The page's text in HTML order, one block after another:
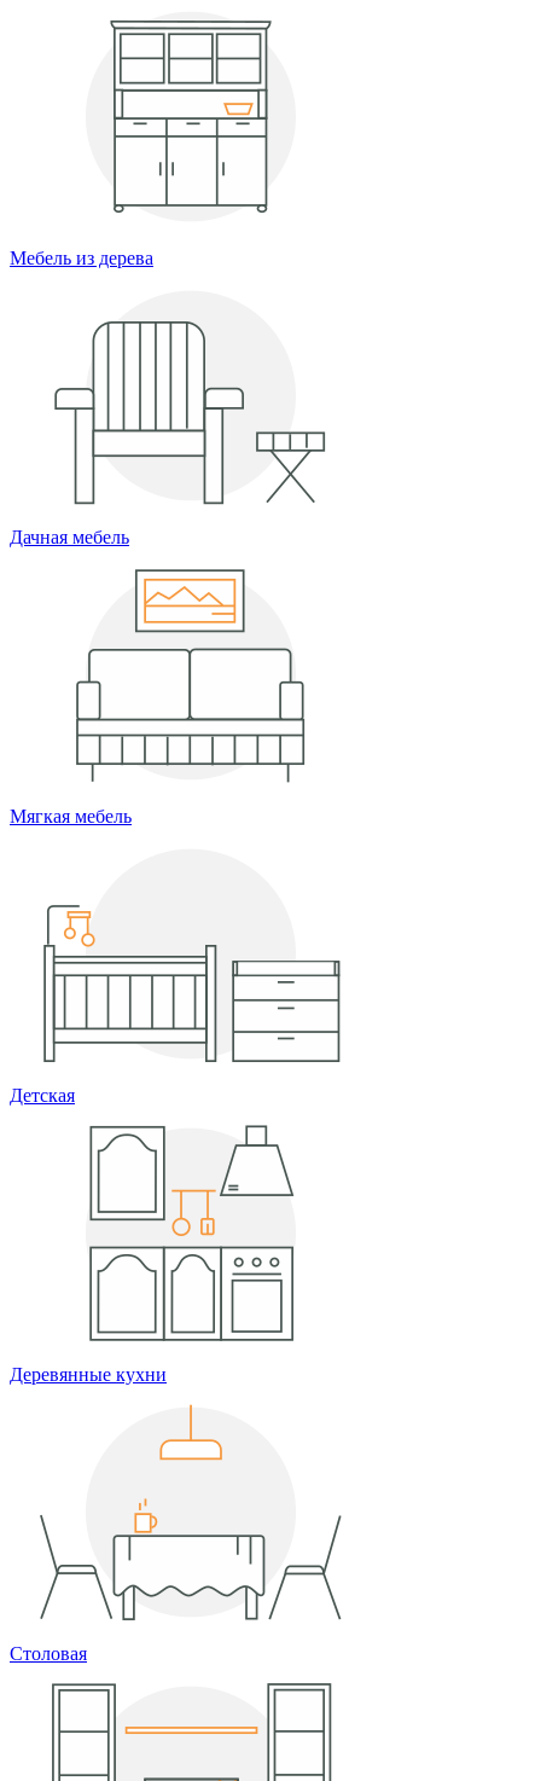
Мебель из дерева
Дачная мебель
Мягкая мебель
Детская
Деревянные кухни
Столовая